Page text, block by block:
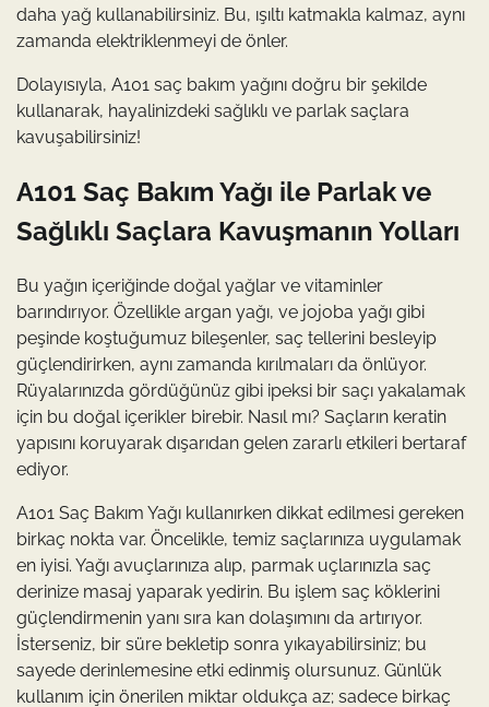
daha yağ kullanabilirsiniz. Bu, ışıltı katmakla kalmaz, aynı
zamanda elektriklenmeyi de önler.
Dolayısıyla, A101 saç bakım yağını doğru bir şekilde
kullanarak, hayalinizdeki sağlıklı ve parlak saçlara
kavuşabilirsiniz!
A101 Saç Bakım Yağı ile Parlak ve
Sağlıklı Saçlara Kavuşmanın Yolları
Bu yağın içeriğinde doğal yağlar ve vitaminler
barındırıyor. Özellikle argan yağı, ve jojoba yağı gibi
peşinde koştuğumuz bileşenler, saç tellerini besleyip
güçlendirirken, aynı zamanda kırılmaları da önlüyor.
Rüyalarınızda gördüğünüz gibi ipeksi bir saçı yakalamak
için bu doğal içerikler birebir. Nasıl mı? Saçların keratin
yapısını koruyarak dışarıdan gelen zararlı etkileri bertaraf
ediyor.
A101 Saç Bakım Yağı kullanırken dikkat edilmesi gereken
birkaç nokta var. Öncelikle, temiz saçlarınıza uygulamak
en iyisi. Yağı avuçlarınıza alıp, parmak uçlarınızla saç
derinize masaj yaparak yedirin. Bu işlem saç köklerini
güçlendirmenin yanı sıra kan dolaşımını da artırıyor.
İsterseniz, bir süre bekletip sonra yıkayabilirsiniz; bu
sayede derinlemesine etki edinmiş olursunuz. Günlük
kullanım için önerilen miktar oldukça az; sadece birkaç